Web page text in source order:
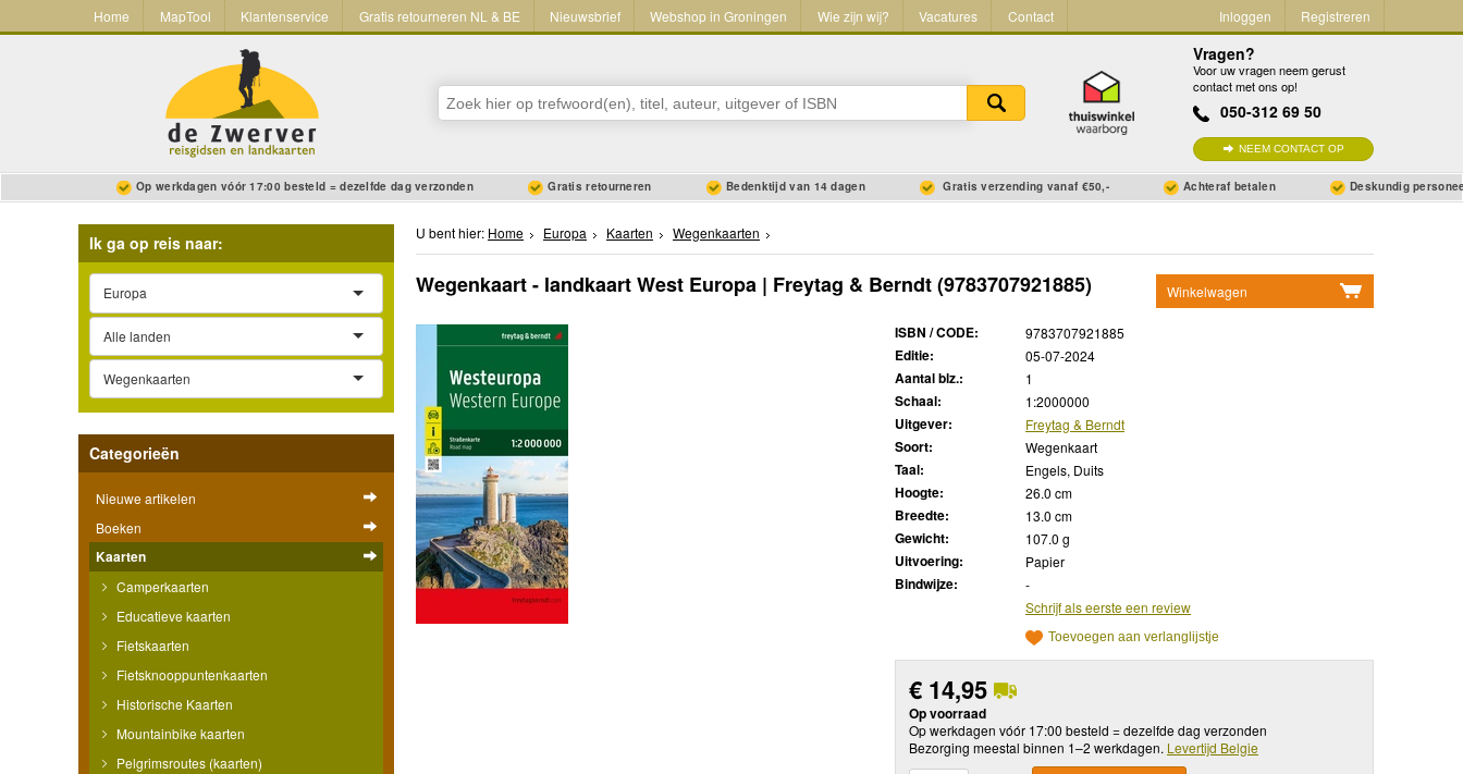
Home MapTool Klantenservice Gratis retourneren NL & BE Nieuwsbrief Webshop in Groningen Wie zijn wij? Vacatures Contact Inloggen Registreren
Vragen?
Voor uw vragen neem gerust
contact met ons op!
050-312 69 50
NEEM CONTACT OP
Op werkdagen vóór 17:00 besteld = dezelfde dag verzonden Gratis retourneren Bedenktijd van 14 dagen Gratis verzending vanaf €50,- Achteraf betalen Deskundig
Ik ga op reis naar:
Europa
Alle landen
Wegenkaarten
Categorieën
Nieuwe artikelen
Boeken
Kaarten
Camperkaarten
Educatieve kaarten
Fietskaarten
Fietsknooppuntenkaarten
Historische Kaarten
Mountainbike kaarten
Pelgrimsroutes (kaarten)
U bent hier: Home Europa Kaarten Wegenkaarten
Winkelwagen
Wegenkaart - landkaart West Europa | Freytag & Berndt(9783707921885)
ISBN / CODE: 9783707921885
Editie: 05-07-2024
Aantal blz.: 1
Schaal: 1:2000000
Uitgever: Freytag & Berndt
Soort: Wegenkaart
Taal: Engels, Duits
Hoogte: 26.0 cm
Breedte: 13.0 cm
Gewicht: 107.0 g
Uitvoering: Papier
Bindwijze:
-
Schrijf als eerste een review
Toevoegen aan verlanglijstje
€ 14,95
Op voorraad
Op werkdagen vóór 17:00 besteld = dezelfde dag verzonden
Bezorging meestal binnen 1–2 werkdagen. Levertijd Belgie